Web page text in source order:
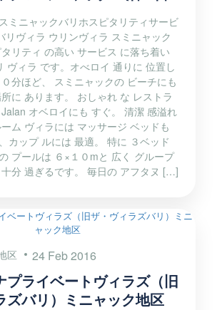
ミニャックバリホスピタリティサービ
リヴィラ ウリンヴィラ スミニャック
リティ の高い サービス に落ち着い
ヴィラ です。オべロイ 通りに 位置し
分ほど、 スミニャックの ビーチにも
に あります。 おしゃれ な レストラ
オベロイにも すぐ。 清潔 感溢れ
ム ヴィラには マッサージ ベッドも
カップ ルには 最適。 特に ３ベッド
プールは ６×１０mと 広く グループ
分 過ぎるです。 毎日の アフタヌ […]
区 24 Feb 2016
プライベートヴィラズ（旧
ズバリ）ミニャック地区